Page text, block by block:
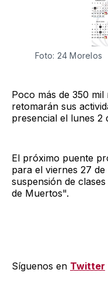
Foto: 24 Morelos
Poco más de 350
retomarán sus
presencial el lunes 2
El próximo puente
para el viernes 27
suspensión de
de Muertos".
Síguenos en Twitter